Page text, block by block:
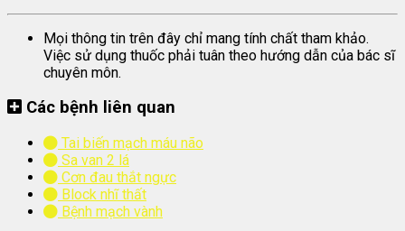
Mọi thông tin trên đây chỉ mang tính chất tham khảo.
Việc sử dụng thuốc phải tuân theo hướng dẫn của bác sĩ
chuyên môn.
Các bệnh liên quan
Tai biến mạch máu não
Sa van 2 lá
Cơn đau thắt ngực
Block nhĩ thất
Bệnh mạch vành